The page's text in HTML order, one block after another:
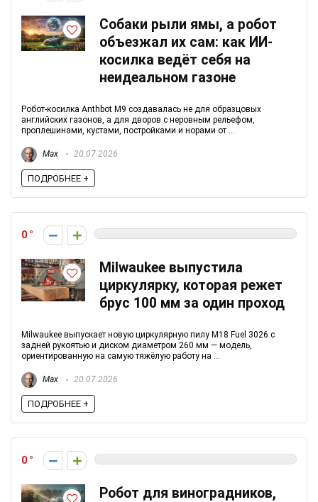
Собаки рыли ямы, а робот
объезжал их сам: как ИИ-
косилка ведёт себя на
неидеальном газоне
Робот-косилка Anthbot M9 создавалась не для образцовых
английских газонов, а для дворов с неровным рельефом,
проплешинами, кустами, постройками и норами от ...
Max 20.07.2026
ПОДРОБНЕЕ +
0
Milwaukee выпустила
циркулярку, которая режет
брус 100 мм за один проход
Milwaukee выпускает новую циркулярную пилу M18 Fuel 3026 с
задней рукоятью и диском диаметром 260 мм — модель,
ориентированную на самую тяжёлую работу на ...
Max 20.07.2026
ПОДРОБНЕЕ +
0
Робот для виноградников,